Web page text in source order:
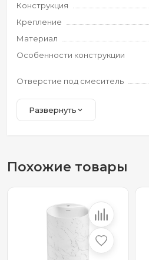
Конструкция
Крепление
Материал
Особенности конструкции
Отверстие под смеситель
Развернуть
Похожие товары